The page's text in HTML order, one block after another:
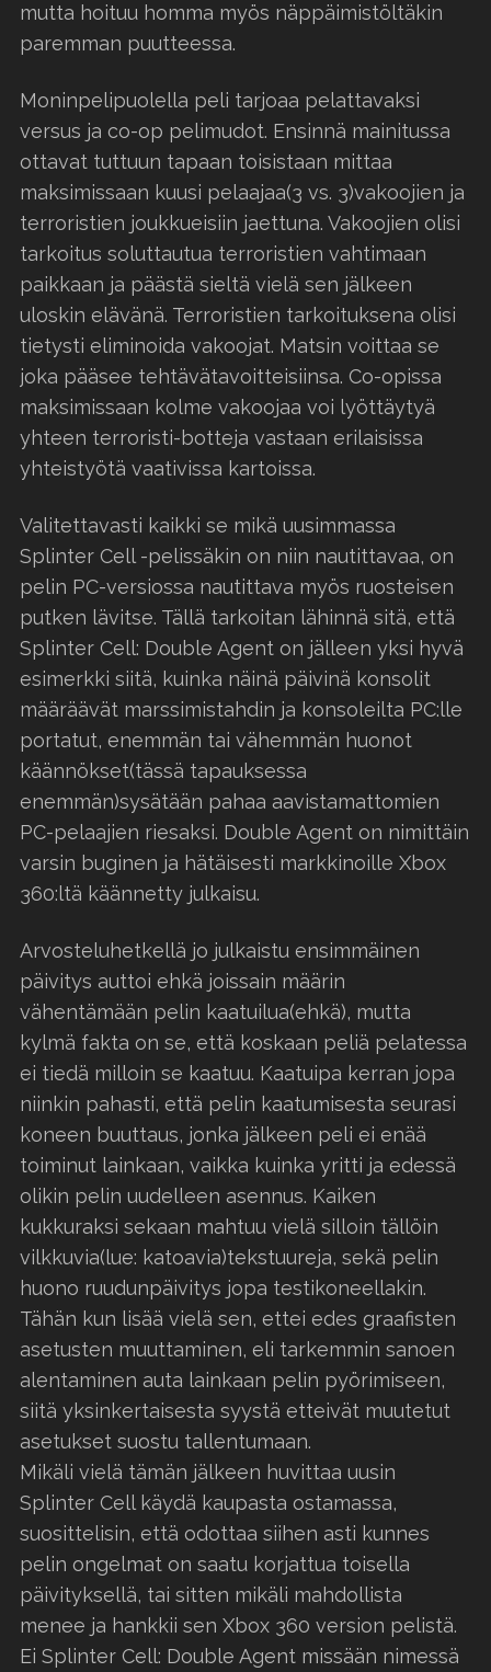
mutta hoituu homma myös näppäimistöltäkin
paremman puutteessa.
Moninpelipuolella peli tarjoaa pelattavaksi
versus ja co-op pelimudot. Ensinnä mainitussa
ottavat tuttuun tapaan toisistaan mittaa
maksimissaan kuusi pelaajaa(3 vs. 3)vakoojien ja
terroristien joukkueisiin jaettuna. Vakoojien olisi
tarkoitus soluttautua terroristien vahtimaan
paikkaan ja päästä sieltä vielä sen jälkeen
uloskin elävänä. Terroristien tarkoituksena olisi
tietysti eliminoida vakoojat. Matsin voittaa se
joka pääsee tehtävätavoitteisiinsa. Co-opissa
maksimissaan kolme vakoojaa voi lyöttäytyä
yhteen terroristi-botteja vastaan erilaisissa
yhteistyötä vaativissa kartoissa.
Valitettavasti kaikki se mikä uusimmassa
Splinter Cell -pelissäkin on niin nautittavaa, on
pelin PC-versiossa nautittava myös ruosteisen
putken lävitse. Tällä tarkoitan lähinnä sitä, että
Splinter Cell: Double Agent on jälleen yksi hyvä
esimerkki siitä, kuinka näinä päivinä konsolit
määräävät marssimistahdin ja konsoleilta PC:lle
portatut, enemmän tai vähemmän huonot
käännökset(tässä tapauksessa
enemmän)sysätään pahaa aavistamattomien
PC-pelaajien riesaksi. Double Agent on nimittäin
varsin buginen ja hätäisesti markkinoille Xbox
360:ltä käännetty julkaisu.
Arvosteluhetkellä jo julkaistu ensimmäinen
päivitys auttoi ehkä joissain määrin
vähentämään pelin kaatuilua(ehkä), mutta
kylmä fakta on se, että koskaan peliä pelatessa
ei tiedä milloin se kaatuu. Kaatuipa kerran jopa
niinkin pahasti, että pelin kaatumisesta seurasi
koneen buuttaus, jonka jälkeen peli ei enää
toiminut lainkaan, vaikka kuinka yritti ja edessä
olikin pelin uudelleen asennus. Kaiken
kukkuraksi sekaan mahtuu vielä silloin tällöin
vilkkuvia(lue: katoavia)tekstuureja, sekä pelin
huono ruudunpäivitys jopa testikoneellakin.
Tähän kun lisää vielä sen, ettei edes graafisten
asetusten muuttaminen, eli tarkemmin sanoen
alentaminen auta lainkaan pelin pyörimiseen,
siitä yksinkertaisesta syystä etteivät muutetut
asetukset suostu tallentumaan.
Mikäli vielä tämän jälkeen huvittaa uusin
Splinter Cell käydä kaupasta ostamassa,
suosittelisin, että odottaa siihen asti kunnes
pelin ongelmat on saatu korjattua toisella
päivityksellä, tai sitten mikäli mahdollista
menee ja hankkii sen Xbox 360 version pelistä.
Ei Splinter Cell: Double Agent missään nimessä